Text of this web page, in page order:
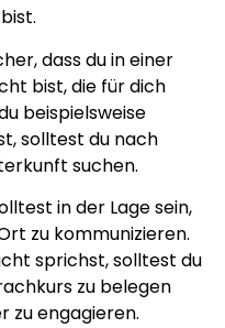
dass du in einer
bist, die für dich
beispielsweise
solltest du nach
suchen.
in der Lage sein,
zu kommunizieren.
sprichst, solltest du
zu belegen
zu engagieren.